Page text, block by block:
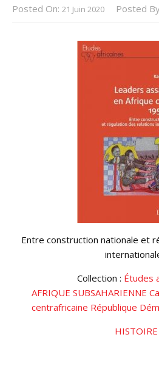
Posted On: 21 Juin 2020 Posted
Entre construction nationale et
Collection : Études
AFRIQUE SUBSAHARIENNE
centrafricaine République
HISTOIRE